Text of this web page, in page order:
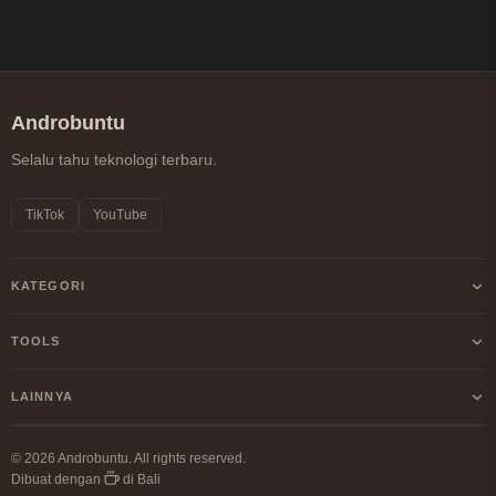
Androbuntu
Selalu tahu teknologi terbaru.
TikTok YouTube
KATEGORI
Android
Linux
TOOLS
Kalkulator Profit/Loss Crypto
Perbandingan Fee Exchange
LAINNYA
Kebijakan Privasi
© 2026 Androbuntu. All rights reserved.
Dibuat dengan
di Bali